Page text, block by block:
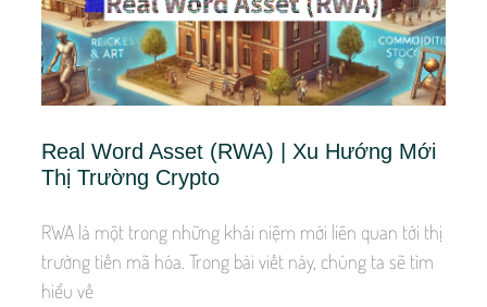
Real Word Asset (RWA) | Xu Hướng Mới
Thị Trường Crypto
RWA là một trong những khái niệm mới liên quan tới thị
trường tiền mã hóa. Trong bài viết này, chúng ta sẽ tìm
hiểu về